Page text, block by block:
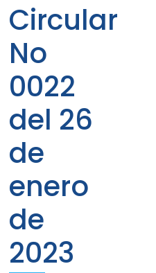
Circular
No
0022
del 26
de
enero
de
2023